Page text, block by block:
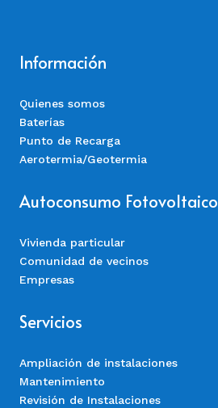
Información
Quienes somos
Baterías
Punto de Recarga
Aerotermia/Geotermia
Autoconsumo Fotovoltaico
Vivienda particular
Comunidad de vecinos
Empresas
Servicios
Ampliación de instalaciones
Mantenimiento
Revisión de Instalaciones